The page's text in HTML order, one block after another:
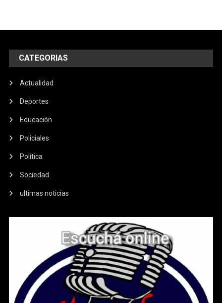
CATEGORIAS
Actualidad
Deportes
Educación
Policiales
Política
Sociedad
ultimas noticias